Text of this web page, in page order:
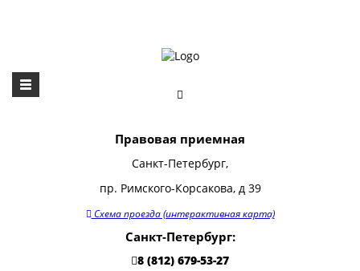
Правовая приемная
Санкт-Петербург,
пр. Римского-Корсакова, д 39
Схема проезда (интерактивная карта)
Санкт-Петербург:
8 (812) 679-53-27